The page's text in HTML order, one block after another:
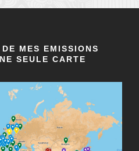
MES EMISSIONS
SEULE CARTE